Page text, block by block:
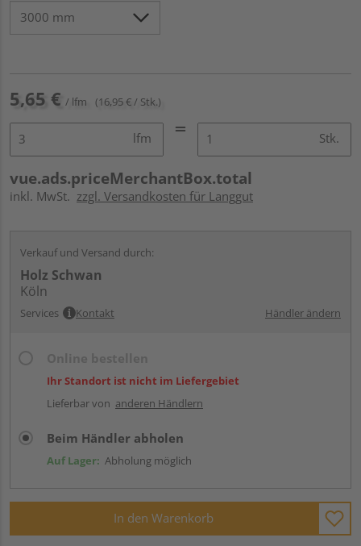
5,65 € / lfm (16,95 € / Stk.)
lfm Stk.
vue.ads.priceMerchantBox.total
inkl. MwSt. zzgl. Versandkosten für Langgut
Verkauf und Versand durch:
Holz Schwan
Köln
Services Kontakt Händler ändern
Ihr Standort ist nicht im Liefergebiet
Lieferbar von anderen Händlern
Beim Händler abholen
Auf Lager: Abholung möglich
In den Warenkorb